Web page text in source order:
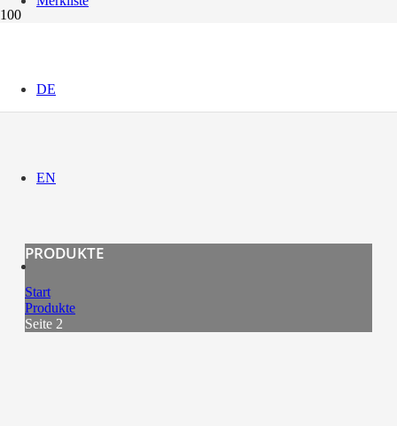
DE
EN
PRODUKTE
Start
Produkte
Seite 2